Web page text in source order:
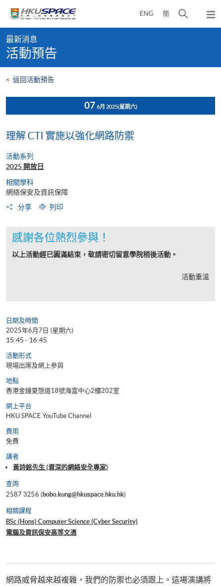
content
ENG 簡
開
彈
出
content
start
最新消息
活動預告
< 返回活動預告
07 6月 2025(星期六)
理解 CTI 實施以強化網路防禦
活動系列
2025 開放日
相關學科
網絡保安及資訊保障
分享
列印
感謝各位熱烈參與！
以上活動經已圓滿結束，敬請密切留意學院稍後活動。
活動重温
日期及時間
2025年6月7日 (星期六)
15:45 - 16:45
活動形式
現場出席及網上參與
地點
香港金鐘夏慤道18號海富中心2樓202室
網上平台
HKU SPACE YouTube Channel
費用
免費
講者
黃詩銘先生 (資深的網絡安全專家)
查詢
2587 3256 (bobo.kung@hkuspace.hku.hk)
相關課程
BSc (Hons) Computer Science (Cyber Security)
電腦及資訊保安高等文憑
網路威脅越來越複雜，我們的防禦也必須跟上。這場演講將